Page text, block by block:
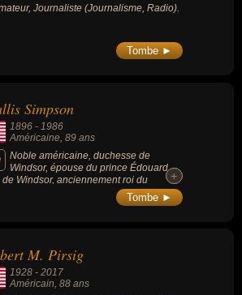
Journaliste (Journalisme, Radio).
Tombe ►
Simpson
1896 - 1986
Américaine, 89 ans
Noble américaine, duchesse de
Windsor, épouse du prince Édouard,
de Windsor, anciennement roi du
Uni et empereur des Indes sous le
+
+
Tombe ►
M. Pirsig
1928 - 2017
Américain, 88 ans